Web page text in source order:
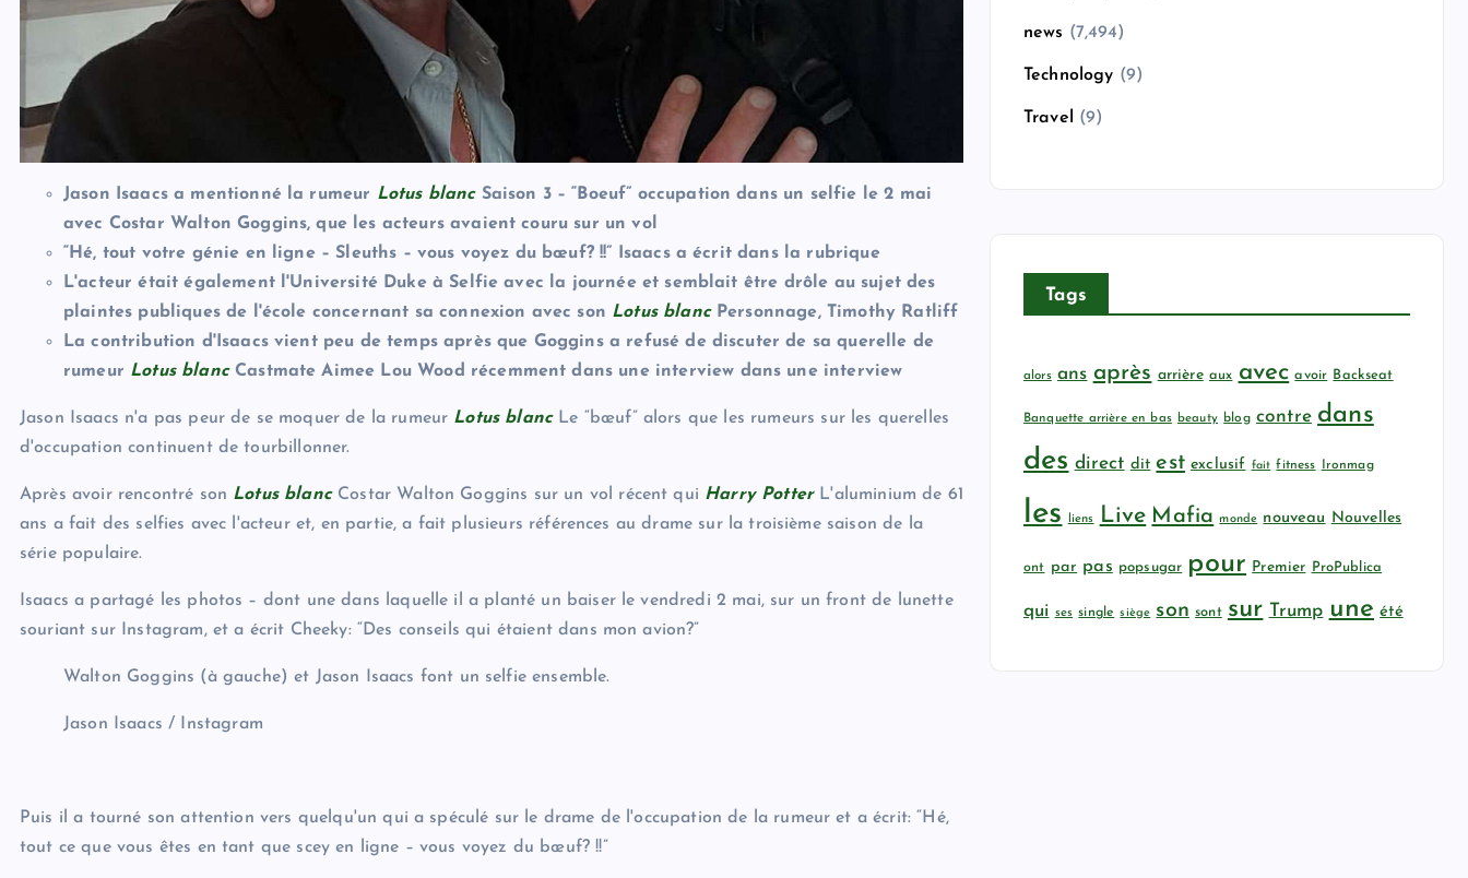
Jason Isaacs a mentionné la rumeur Lotus blancSaison 3 – “Boeuf” occupation dans un selfie le 2 mai
avec Costar Walton Goggins, que les acteurs avaient couru sur un vol
“Hé, tout votre génie en ligne – Sleuths – vous voyez du bœuf? !!” Isaacs a écrit dans la rubrique
L'acteur était également l'Université Duke à Selfie avec la journée et semblait être drôle au sujet des
plaintes publiques de l'école concernant sa connexion avec son Lotus blanc Personnage, Timothy Ratliff
La contribution d'Isaacs vient peu de temps après que Goggins a refusé de discuter de sa querelle de
rumeur Lotus blancCastmate Aimee Lou Wood récemment dans une interview dans une interview
Jason Isaacs n'a pas peur de se moquer de la rumeur Lotus blancLe “bœuf” alors que les rumeurs sur les querelles
d'occupation continuent de tourbillonner.
Après avoir rencontré son Lotus blancCostar Walton Goggins sur un vol récent qui Harry PotterL'aluminium de 61
ans a fait des selfies avec l'acteur et, en partie, a fait plusieurs références au drame sur la troisième saison de la
série populaire.
Isaacs a partagé les photos – dont une dans laquelle il a planté un baiser le vendredi 2 mai, sur un front de lunette
souriant sur Instagram, et a écrit Cheeky: “Des conseils qui étaient dans mon avion?”
Walton Goggins (à gauche) et Jason Isaacs font un selfie ensemble.
Jason Isaacs / Instagram
Puis il a tourné son attention vers quelqu'un qui a spéculé sur le drame de l'occupation de la rumeur et a écrit: “Hé,
tout ce que vous êtes en tant que scey en ligne – vous voyez du bœuf? !!”
news (7,494)
Technology (9)
Travel (9)
Tags
alors ans après arrière aux avec avoir Backseat
Banquette arrière en bas beauty blog contre dans
des direct dit est exclusif fait fitness Ironmag
les liens Live Mafia monde nouveau Nouvelles
ont par pas popsugar pour Premier ProPublica
qui ses single siège son sont sur Trump une été